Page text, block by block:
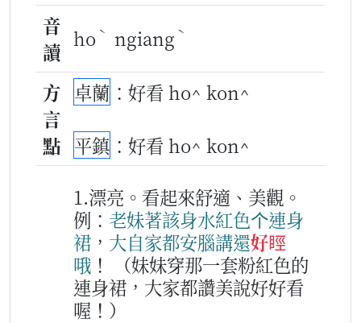
音
讀
ho ˋ ngiang ˋ
方
言
點
卓蘭 ：好看 ho^ kon^
平鎮 ：好看 ho^ kon^
1.漂亮。看起來舒適、美觀。
例： 老妹著該身水紅色个連身
裙 ， 大自家都安腦講還好䀴
哦 ！
（妹妹穿那一套粉紅色的
連身裙，大家都讚美說好好看
喔！）